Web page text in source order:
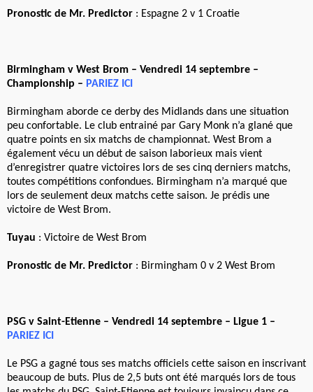
Pronostic de Mr. Predictor : Espagne 2 v 1 Croatie
Birmingham v West Brom – Vendredi 14 septembre –
Championship – PARIEZ ICI
Birmingham aborde ce derby des Midlands dans une situation
peu confortable. Le club entrainé par Gary Monk n’a glané que
quatre points en six matchs de championnat. West Brom a
également vécu un début de saison laborieux mais vient
d’enregistrer quatre victoires lors de ses cinq derniers matchs,
toutes compétitions confondues. Birmingham n’a marqué que
lors de seulement deux matchs cette saison. Je prédis une
victoire de West Brom.
Tuyau : Victoire de West Brom
Pronostic de Mr. Predictor : Birmingham 0 v 2 West Brom
PSG v Saint-Etienne – Vendredi 14 septembre – Ligue 1 –
PARIEZ ICI
Le PSG a gagné tous ses matchs officiels cette saison en inscrivant
beaucoup de buts. Plus de 2,5 buts ont été marqués lors de tous